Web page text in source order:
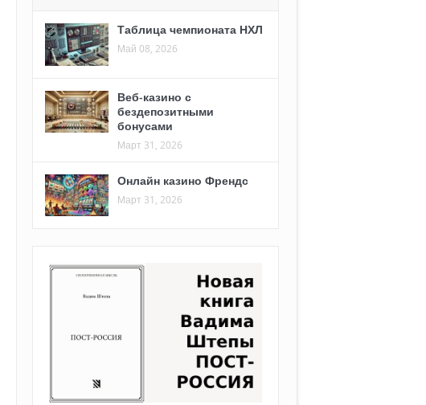
Таблица чемпионата НХЛ
Май 08, 2026
Веб-казино с
бездепозитными
бонусами
Март 31, 2026
Онлайн казино Френдс
Март 31, 2026